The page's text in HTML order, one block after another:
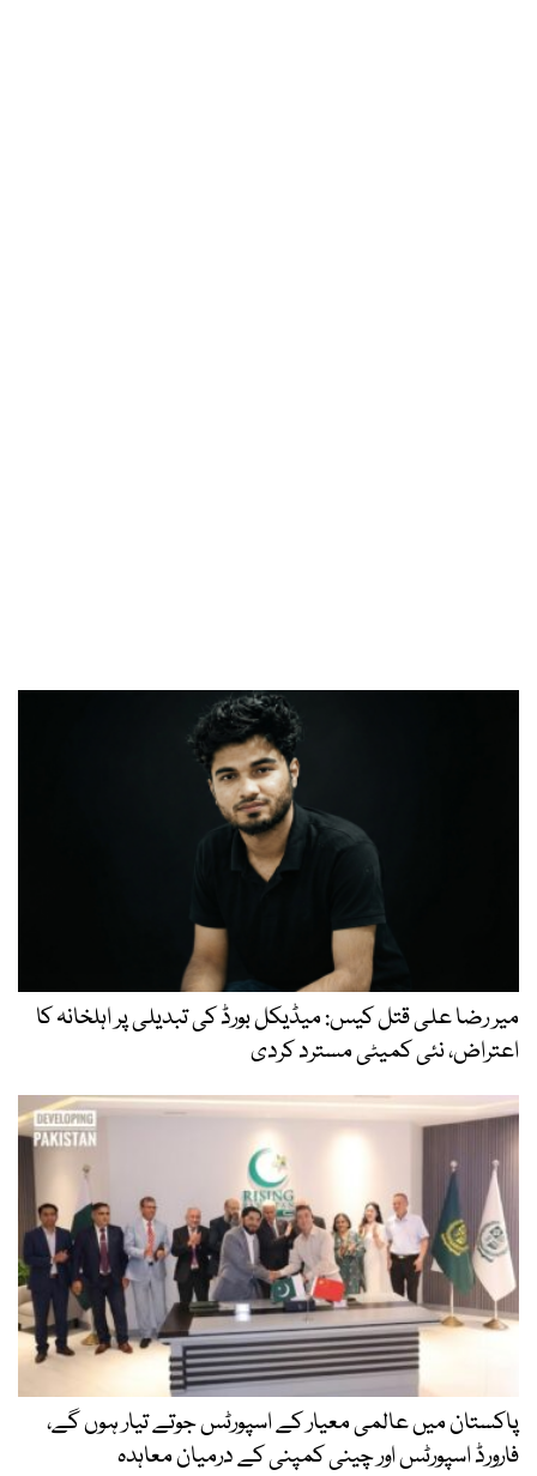
میر رضا علی قتل کیس: میڈیکل بورڈ کی تبدیلی پر اہلخانہ کا
اعتراض، نئی کمیٹی مسترد کردی
پاکستان میں عالمی معیار کے اسپورٹس جوتے تیار ہوں گے،
فارورڈ اسپورٹس اور چینی کمپنی کے درمیان معاہدہ